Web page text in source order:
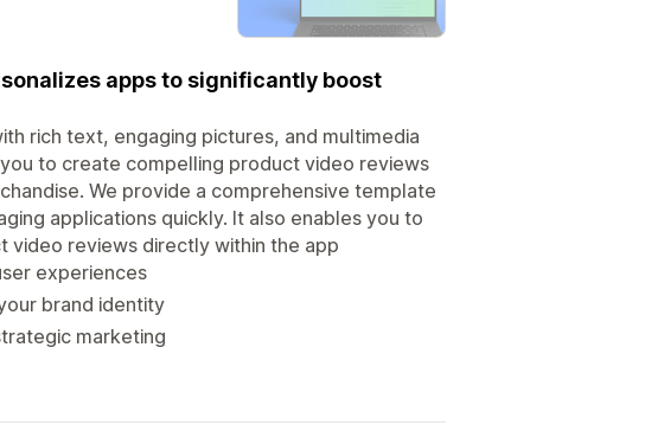
apps to significantly boost
rich text, engaging pictures, and multimedia
to create compelling product video reviews
We provide a comprehensive template
applications quickly. It also enables you to
reviews directly within the app
experiences
brand identity
marketing